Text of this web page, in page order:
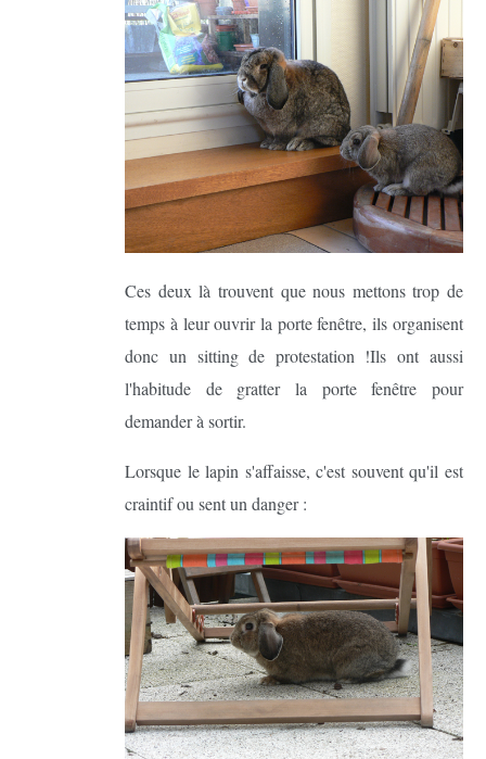
Ces deux là trouvent que nous mettons trop de
temps à leur ouvrir la porte fenêtre, ils organisent
donc un sitting de protestation !Ils ont aussi
l'habitude de gratter la porte fenêtre pour
demander à sortir.
Lorsque le lapin s'affaisse, c'est souvent qu'il est
craintif ou sent un danger :